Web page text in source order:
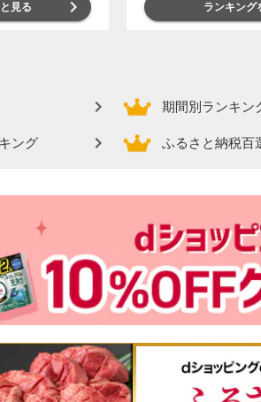
見る ランキング
期間別ランキン
ング ふるさと納税百